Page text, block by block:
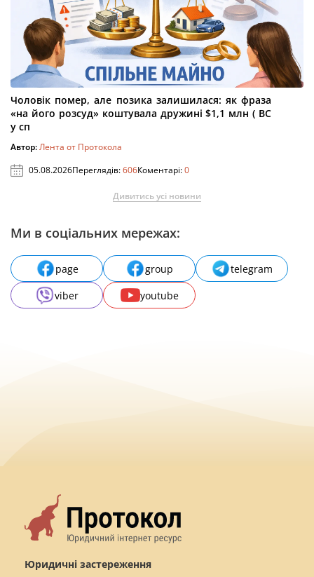
Чоловік помер, але позика залишилася: як фраза
«на його розсуд» коштувала дружині $1,1 млн ( ВС
у сп
Автор:Лента от Протокола
05.08.2026Переглядів:606Коментарі:0
Дивитись усі новини
Ми в соціальних мережах:
page group
telegram
viber
youtube
Юридичні застереження